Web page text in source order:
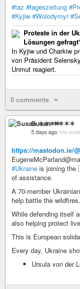
#taz #tageszeitung
#Kyjiw #Wolodymyr
Proteste in der
Lösungen
In Kyjiw und Charkiw
von Präsident
Unmut reagiert.
0 comments
Susan ✶✶✶✶
5 days ago Via
https://mastodon.ie/
#Ukraine is joining the
of assistance.
A 70-member
help battle the wildfires.
While defending itself
also helping protect
This is European
Every day, Ukraine
Ursula von der